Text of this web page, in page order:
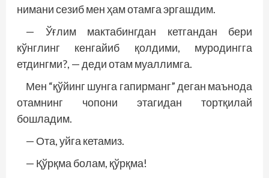
нимани сезиб мен ҳам отамга эргашдим.
— Ўғлим мактабингдан кетгандан бери
кўнглинг кенгайиб қолдими, муродингга
етдингми?, — деди отам муаллимга.
Мен “қўйинг шунга гапирманг” деган маънода
отамнинг чопони этагидан тортқилай
бошладим.
— Ота, уйга кетамиз.
— Қўрқма болам, қўрқма!